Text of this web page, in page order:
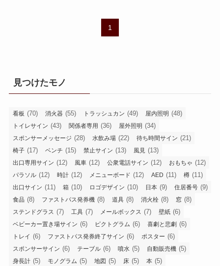
1
見つけたモノ
看板 (70) 消火器 (55) トラッシュカン (49) 屋内照明 (48)
トイレサイン (43) 関係者専用 (36) 屋外照明 (34)
スポンサーメッセージ (28) 水飲み場 (22) 待ち時間サイン (21)
椅子 (17) ベンチ (15) 禁止サイン (13) 風見 (13)
出口専用サイン (12) 風車 (12) 公衆電話サイン (12) おもちゃ (12)
パラソル (12) 時計 (12) メニューボード (12) AED (11) 樽 (11)
出口サイン (11) 箱 (10) ロゴデザイン (10) 日本 (9) 住居番号 (9)
食品 (8) ファストパス発券機 (8) 道具 (8) 消火栓 (8) 窓 (8)
ステンドグラス (7) 工具 (7) メールボックス (7) 壁紙 (6)
ベビーカー置き場サイン (6) ピクトグラム (6) 喜劇と悲劇 (6)
トレイ (6) ファストパス発券終了サイン (6) ポスター (6)
スポンサーサイン (6) テーブル (6) 噴水 (5) 自動販売機 (5)
身長計 (5) モノグラム (5) 地図 (5) 床 (5) 本 (5)